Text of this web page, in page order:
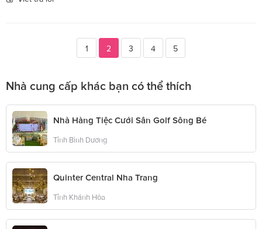
1 2 3 4 5
Nhà cung cấp khác bạn có thể thích
Nhà Hàng Tiệc Cưới Sân Golf Sông Bé
Tỉnh Bình Dương
Quinter Central Nha Trang
Tỉnh Khánh Hòa